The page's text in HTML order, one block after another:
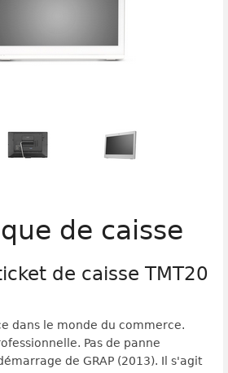
de caisse
de caisse TMT20
dans le monde du commerce.
Pas de panne
de GRAP (2013). Il s'agit